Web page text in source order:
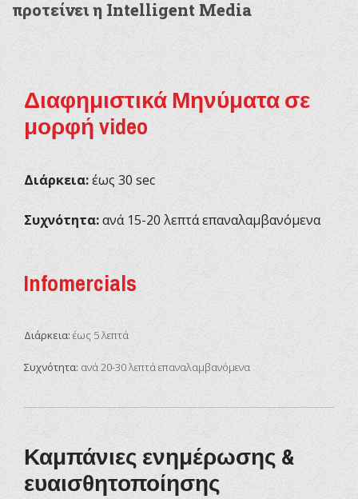
προτείνει η Intelligent Media
Διαφημιστικά Μηνύματα σε
μορφή video
Διάρκεια:έως 30 sec
Συχνότητα:ανά 15-20 λεπτά επαναλαμβανόμενα
Infomercials
Διάρκεια: έως 5 λεπτά
Συχνότητα: ανά 20-30 λεπτά επαναλαμβανόμενα
Καμπάνιες ενημέρωσης &
ευαισθητοποίησης